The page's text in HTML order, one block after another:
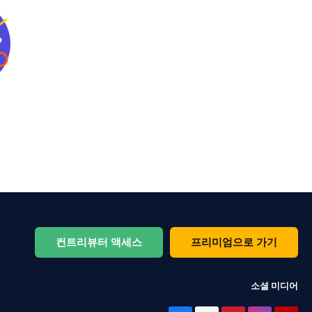
컨트리뷰터 액세스 프리미엄으로 가기
소셜 미디어